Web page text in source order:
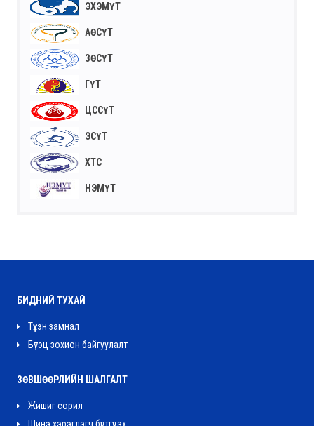
ЭХЭМҮТ
АӨСҮТ
ЗӨСҮТ
ГҮТ
ЦССҮТ
ЭСҮТ
ХТС
НЭМҮТ
БИДНИЙ ТУХАЙ
Түүхэн замнал
Бүтэц зохион байгуулалт
ЗӨВШӨӨРЛИЙН ШАЛГАЛТ
Жишиг сорил